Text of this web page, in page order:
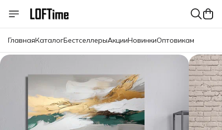
ГлавнаяКаталогБестселлерыАкцииНовинкиОптовикам